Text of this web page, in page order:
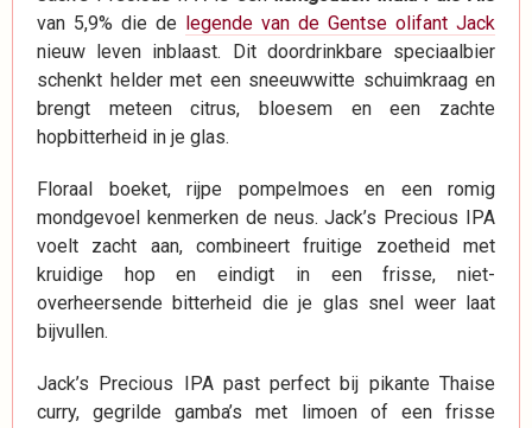
van 5,9% die de legende van de Gentse olifant Jack
nieuw leven inblaast. Dit doordrinkbare speciaalbier
schenkt helder met een sneeuwwitte schuimkraag en
brengt meteen citrus, bloesem en een zachte
hopbitterheid in je glas.
Floraal boeket, rijpe pompelmoes en een romig
mondgevoel kenmerken de neus. Jack’s Precious IPA
voelt zacht aan, combineert fruitige zoetheid met
kruidige hop en eindigt in een frisse, niet-
overheersende bitterheid die je glas snel weer laat
bijvullen.
Jack’s Precious IPA past perfect bij pikante Thaise
curry, gegrilde gamba’s met limoen of een frisse